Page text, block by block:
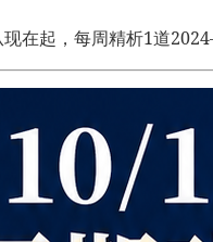
在起，每周精析1道